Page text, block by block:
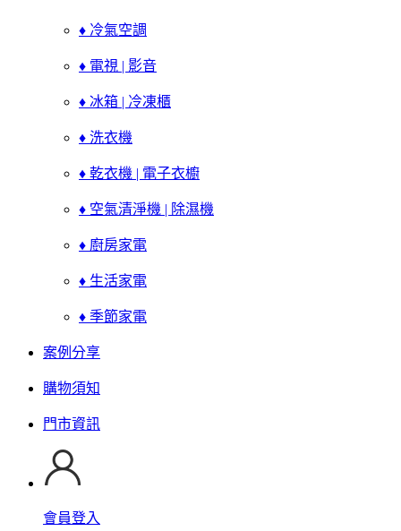
♦ 冷氣空調
♦ 電視 | 影音
♦ 冰箱 | 冷凍櫃
♦ 洗衣機
♦ 乾衣機 | 電子衣櫥
♦ 空氣清淨機 | 除濕機
♦ 廚房家電
♦ 生活家電
♦ 季節家電
案例分享
購物須知
門市資訊
會員登入